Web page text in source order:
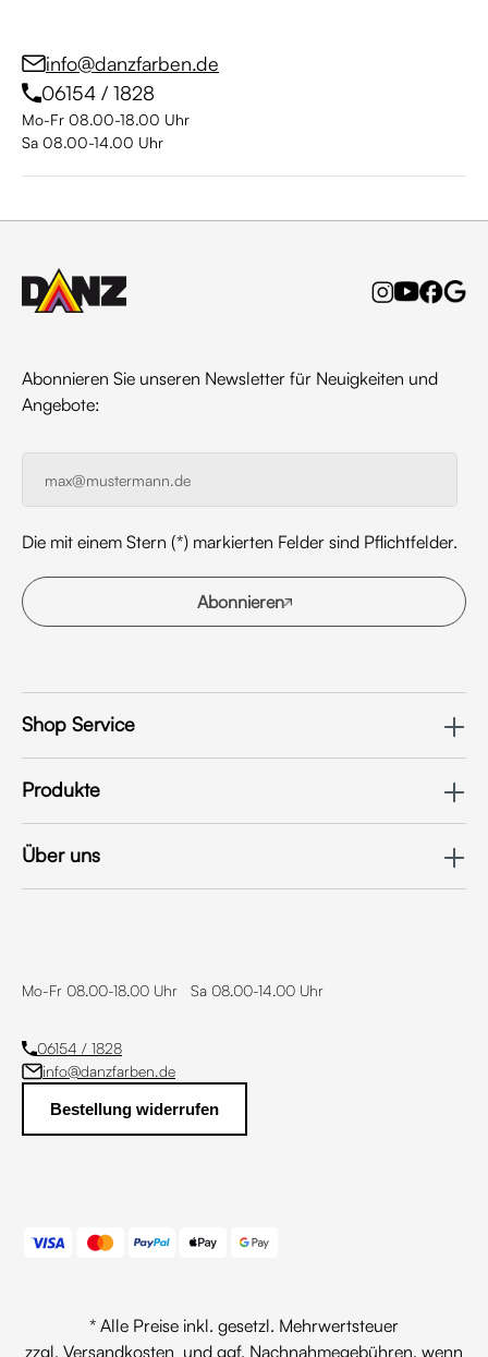
info@danzfarben.de
06154 / 1828
Mo-Fr 08.00-18.00 Uhr
Sa 08.00-14.00 Uhr
Mo-Fr 08.00-18.00 Uhr Sa 08.00-14.00 Uhr
06154 / 1828
info@danzfarben.de
Bestellung widerrufen
Shop Service
Produkte
Über uns
Abonnieren Sie unseren Newsletter für Neuigkeiten und
Angebote:
Die mit einem Stern (*) markierten Felder sind Pflichtfelder.
Abonnieren
* Alle Preise inkl. gesetzl. Mehrwertsteuer
zzgl. Versandkosten und ggf. Nachnahmegebühren, wenn